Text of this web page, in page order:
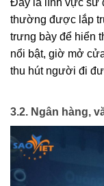
thường được lắp
trưng bày để hiển
nổi bật, giờ mở
thu hút người đi
3.2. Ngân hàng,